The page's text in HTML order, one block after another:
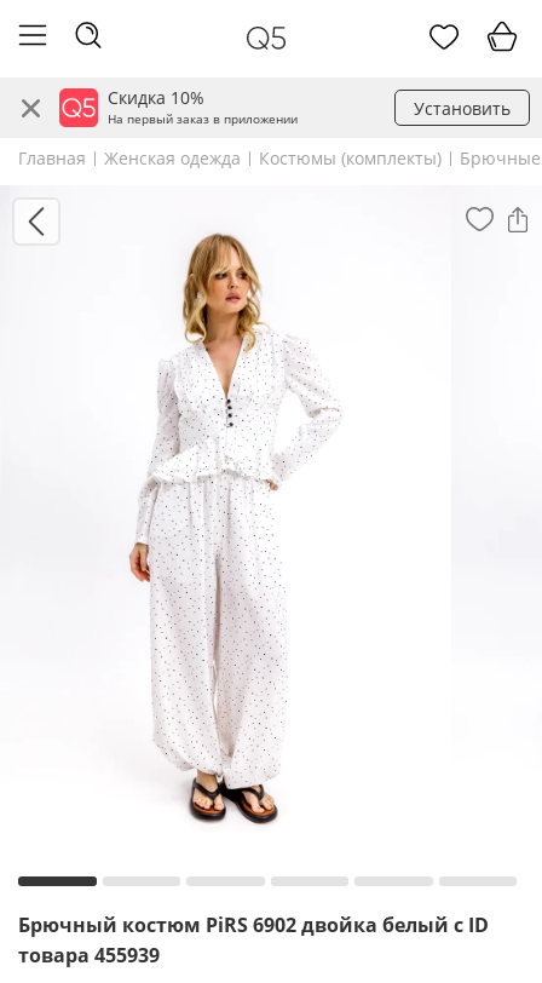
Скидка 10%
На первый заказ в приложении Установить
Главная Женская одежда Костюмы (комплекты)
Брючный костюм PiRS 6902 двойка белый с ID
товара 455939